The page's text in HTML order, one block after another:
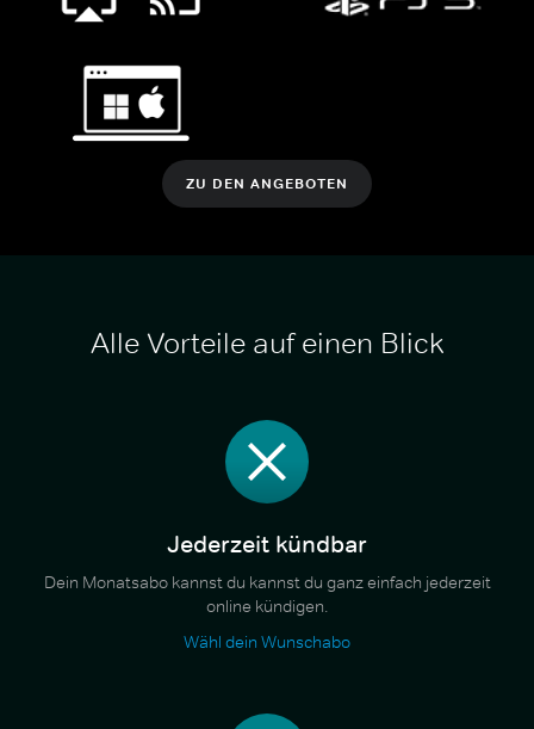
ZU DEN ANGEBOTEN
Alle Vorteile auf einen Blick
Jederzeit kündbar
Dein Monatsabo kannst du kannst du ganz einfach jederzeit
online kündigen.
Wähl dein Wunschabo